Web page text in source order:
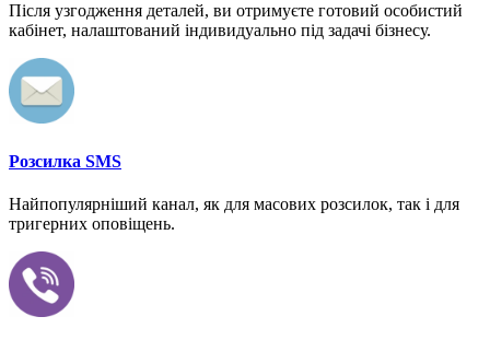
Після узгодження деталей, ви отримуєте готовий особистий
кабінет, налаштований індивидуально під задачі бізнесу.
Розсилка SMS
Найпопулярніший канал, як для масових розсилок, так і для
тригерних оповіщень.